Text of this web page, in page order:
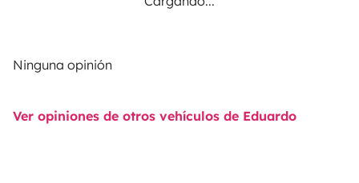
Ninguna opinión
Ver opiniones de otros vehículos de Eduardo